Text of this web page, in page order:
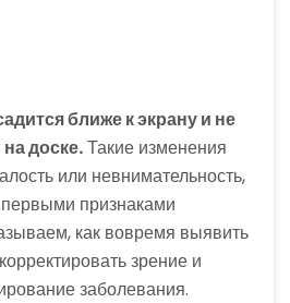
ближе к экрану и не
доске.Такие изменения
или невнимательность,
признаками
как вовремя выявить
зрение и
заболевания.